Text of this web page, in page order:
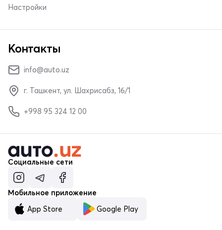
Настройки
Контакты
info@auto.uz
г. Ташкент, ул. Шахрисабз, 16/1
+998 95 324 12 00
Социальные сети
Мобильное приложение
App Store
Google Play